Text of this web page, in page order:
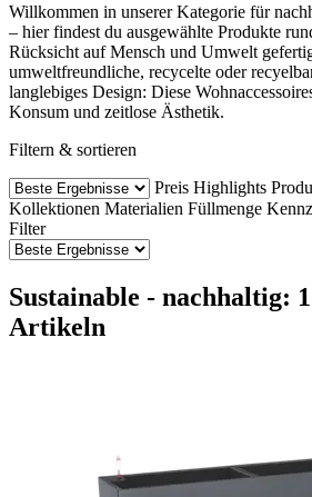
Willkommen in unserer Kategorie für
– hier findest du ausgewählte Produkte
Rücksicht auf Mensch und Umwelt
umweltfreundliche, recycelte oder
langlebiges Design: Diese
Konsum und zeitlose Ästhetik.
Filtern & sortieren
Preis Highlights
Kollektionen Materialien Füllmenge
Filter
Sustainable - nachhaltig:
Artikeln